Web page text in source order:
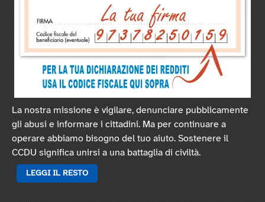
La nostra missione è vigilare, denunciare pubblicamente
gli abusi e informare i cittadini. Ma per continuare a
operare abbiamo bisogno del tuo aiuto. Sostenere il
CCDU significa unirsi a una battaglia di civiltà.
LEGGI IL RESTO